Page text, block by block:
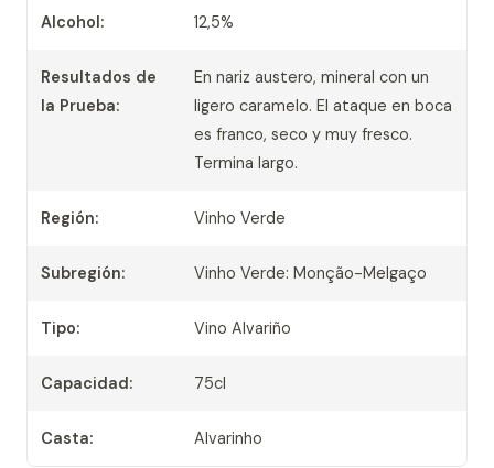
Alcohol: 12,5%
Resultados de
la Prueba:
En nariz austero, mineral con un
ligero caramelo. El ataque en boca
es franco, seco y muy fresco.
Termina largo.
Región: Vinho Verde
Subregión: Vinho Verde: Monção-Melgaço
Tipo: Vino Alvariño
Capacidad: 75cl
Casta: Alvarinho